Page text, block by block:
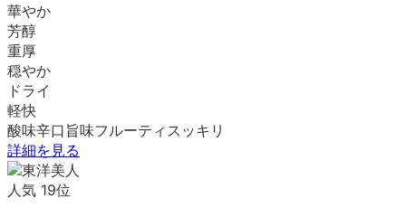
華やか
芳醇
重厚
穏やか
ドライ
軽快
酸味辛口 旨味フルーティ スッキリ
詳細を見る
人気 19位